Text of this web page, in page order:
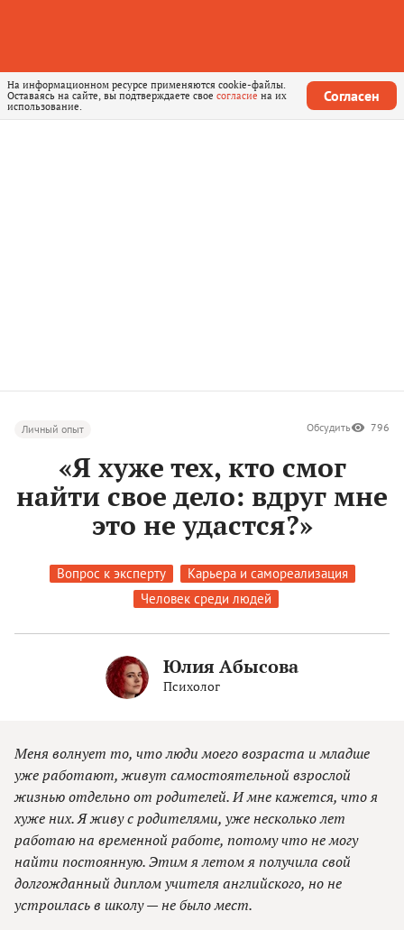
На информационном ресурсе применяются cookie-файлы.
Оставаясь на сайте, вы подтверждаете свое согласие на их
использование.
Согласен
Личный опыт Обсудить 796
«Я хуже тех, кто смог
найти свое дело: вдруг мне
это не удастся?»
Вопрос к эксперту
Карьера и самореализация
Человек среди людей
Юлия Абысова
Психолог
Меня волнует то, что люди моего возраста и младше
уже работают, живут самостоятельной взрослой
жизнью отдельно от родителей. И мне кажется, что я
хуже них. Я живу с родителями, уже несколько лет
работаю на временной работе, потому что не могу
найти постоянную. Этим я летом я получила свой
долгожданный диплом учителя английского, но не
устроилась в школу — не было мест.